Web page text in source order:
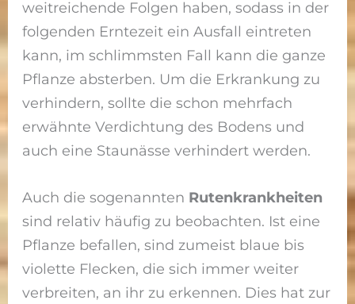
weitreichende Folgen haben, sodass in der
folgenden Erntezeit ein Ausfall eintreten
kann, im schlimmsten Fall kann die ganze
Pflanze absterben. Um die Erkrankung zu
verhindern, sollte die schon mehrfach
erwähnte Verdichtung des Bodens und
auch eine Staunässe verhindert werden.
Auch die sogenannten Rutenkrankheiten
sind relativ häufig zu beobachten. Ist eine
Pflanze befallen, sind zumeist blaue bis
violette Flecken, die sich immer weiter
verbreiten, an ihr zu erkennen. Dies hat zur